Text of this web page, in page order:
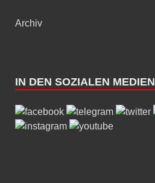
Archiv
IN DEN SOZIALEN MEDIEN